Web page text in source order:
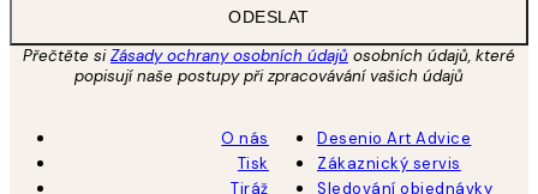
ODESLAT
Přečtěte siZásady ochrany osobních údajů osobních údajů, které
popisují naše postupy při zpracovávání vašich údajů
O nás
Tisk
Tiráž
Desenio Art Advice
Zákaznický servis
Sledování objednávky